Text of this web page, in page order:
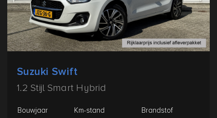
Suzuki Swift
1.2 Stijl Smart Hybrid
Bouwjaar
Km-stand
Brandstof